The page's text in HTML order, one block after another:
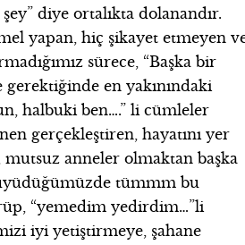
diye ortalıkta dolanandır.
yapan, hiç şikayet etmeyen
sürece, “Başka bir
en yakınındaki
halbuki ben….” li cümleler
gerçekleştiren, hayatını yer
anneler olmaktan başka
tümmm bu
“yemedim yedirdim…”li
iyi yetiştirmeye, şahane